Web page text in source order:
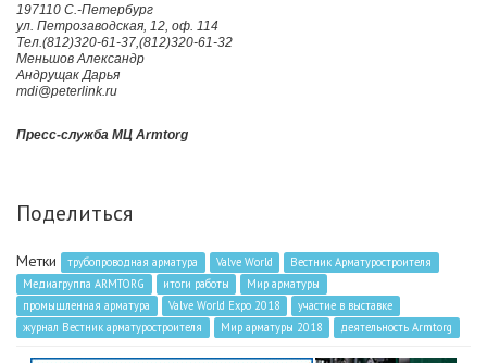
197110 С.-Петербург
ул. Петрозаводская, 12, оф. 114
Тел.(812)320-61-37,(812)320-61-32
Меньшов Александр
Андрущак Дарья
mdi@peterlink.ru
Пресс-служба МЦ Armtorg
Поделиться
Метки трубопроводная арматура Valve World
Вестник Арматуростроителя
Медиагруппа ARMTORG
итоги работы
Мир арматуры
промышленная арматура
Valve World Expo 2018
участие в выставке
журнал Вестник арматуростроителя
Мир арматуры 2018 деятельность Armtorg